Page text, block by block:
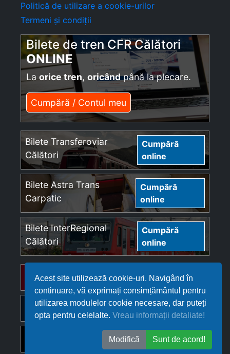
Acest site utilizează cookie-uri. Navigând în
continuare, vă exprimați consimțământul pentru
utilizarea modulelor cookie necesare, dar puteți
opta pentru celelalte.Vreau informații detaliate!
Modifică Sunt de acord!
Politică de utilizare a cookie-urilor
Termeni și condiții
Bilete de tren CFR Călători
ONLINE
La orice tren, oricândpână la plecare.
Cumpără / Contul meu
Bilete Transferoviar
Călători
Cumpără
online
Bilete Astra Trans
Carpatic
Cumpără
online
Bilete InterRegional
Călători
Cumpără
online
Bilete Regio Călători Cumpără online
Bilete Softrans Cumpără online
Cumpără online